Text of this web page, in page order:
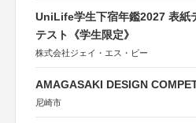
UniLife学生下宿年鑑2027 表紙
テスト《学生限定》
株式会社ジェイ・エス・ビー
AMAGASAKI DESIGN
尼崎市